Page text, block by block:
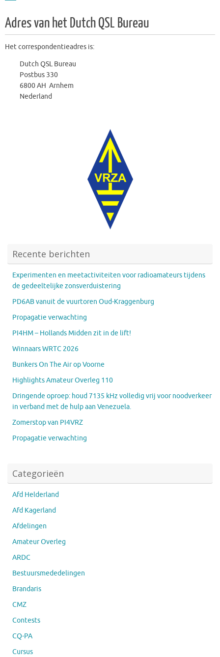
Adres van het Dutch QSL Bureau
Het correspondentieadres is:
Dutch QSL Bureau
Postbus 330
6800 AH Arnhem
Nederland
Recente berichten
Experimenten en meetactiviteiten voor radioamateurs tijdens
de gedeeltelijke zonsverduistering
PD6AB vanuit de vuurtoren Oud-Kraggenburg
Propagatie verwachting
PI4HM – Hollands Midden zit in de lift!
Winnaars WRTC 2026
Bunkers On The Air op Voorne
Highlights Amateur Overleg 110
Dringende oproep: houd 7135 kHz volledig vrij voor noodverkeer
in verband met de hulp aan Venezuela.
Zomerstop van PI4VRZ
Propagatie verwachting
Categorieën
Afd Helderland
Afd Kagerland
Afdelingen
Amateur Overleg
ARDC
Bestuursmededelingen
Brandaris
CMZ
Contests
CQ-PA
Cursus